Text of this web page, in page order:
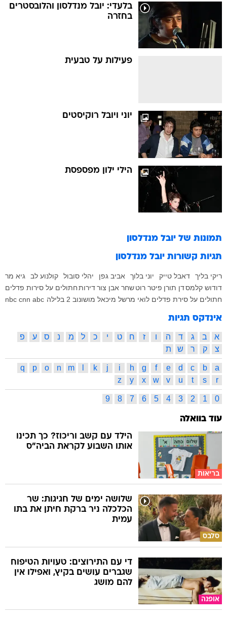
בלעדי: יובל מנדלסון והלובסטרים
בחזרה
פעילות על טבעית
יוני ויובל רוקיסטים
הילי ילון מפספסת
תמונות של יובל מנדלסון
תגיות קשורות יובל מנדלסון
ריקי בליך דאבל טייק יוני בלוך אביב גפן יהלי סובול קולנוע לב
גיא מר
דודוש קלמסדן תורן פיטר רוטשחר אבן צורדירות חתולים על סירות פדלים
חתולים על סירת פדלים לואי מרשל מיכאל מושונוב 2 בלילה abc
cnn
nbc
אינדקס תגיות
א ב ג ד ה ו ז ח ט י כ ל מ נ ס ע
פ
צ
ק ר ש ת
a
b
c
d
e
f
g
h
i
j
k
m
n
o
p
q
r
s
t
u
v
w
x
y
z
0
1
2
3
4
5
6
7
8
9
עוד בוואלה
בריאות
הילד עם קשב וריכוז? כך תכינו
אותו השבוע לקראת הביה"ס
סלבס
שלושה ימים של חגיגות: שר
הכלכלה ניר ברקת חיתן את בתו
עמית
אופנה
די עם התירוצים: טעויות הטיפוח
שגברים עושים בקיץ, ואפילו אין
להם מושג